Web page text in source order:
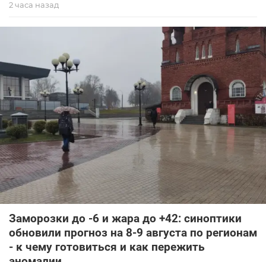
2 часа назад
Заморозки до -6 и жара до +42: синоптики
обновили прогноз на 8-9 августа по регионам
- к чему готовиться и как пережить